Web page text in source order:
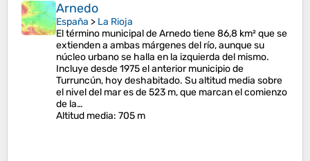
Arnedo
España > La Rioja
El término municipal de Arnedo tiene 86,8 km² que se
extienden a ambas márgenes del río, aunque su
núcleo urbano se halla en la izquierda del mismo.
Incluye desde 1975 el anterior municipio de
Turruncún, hoy deshabitado. Su altitud media sobre
el nivel del mar es de 523 m, que marcan el comienzo
de la…
Altitud media: 705 m